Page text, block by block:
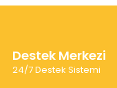
Destek Merkezi
24/7 Destek Sistemi